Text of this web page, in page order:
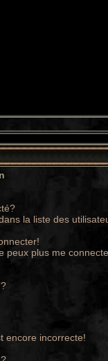
la liste des
peux plus me
encore incorrecte!